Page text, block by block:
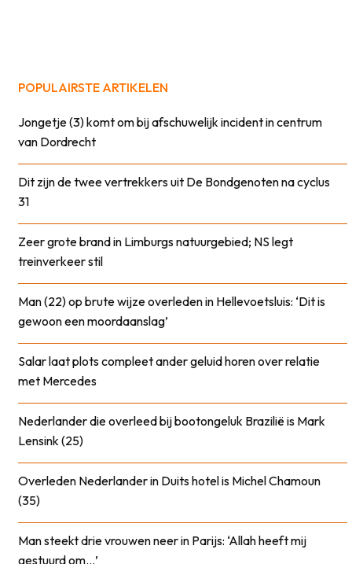
POPULAIRSTE ARTIKELEN
Jongetje (3) komt om bij afschuwelijk incident in centrum
van Dordrecht
Dit zijn de twee vertrekkers uit De Bondgenoten na cyclus
31
Zeer grote brand in Limburgs natuurgebied; NS legt
treinverkeer stil
Man (22) op brute wijze overleden in Hellevoetsluis: ‘Dit is
gewoon een moordaanslag’
Salar laat plots compleet ander geluid horen over relatie
met Mercedes
Nederlander die overleed bij bootongeluk Brazilië is Mark
Lensink (25)
Overleden Nederlander in Duits hotel is Michel Chamoun
(35)
Man steekt drie vrouwen neer in Parijs: ‘Allah heeft mij
gestuurd om…’